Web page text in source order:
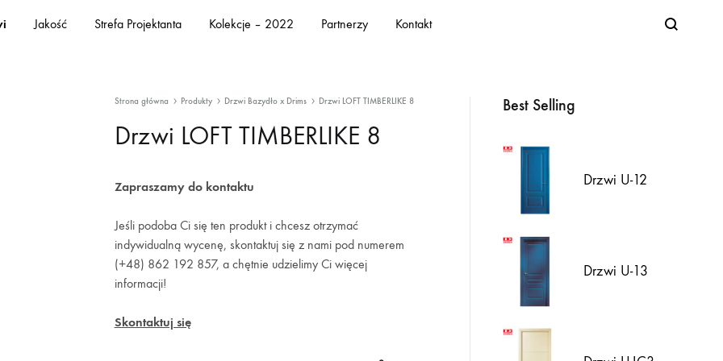
Jakość Strefa Projektanta Kolekcje – 2022 Partnerzy Kontakt Search
Strona główna Produkty Drzwi Bazydło x Drims Drzwi LOFT TIMBERLIKE 8
Drzwi LOFT TIMBERLIKE 8
Zapraszamy do kontaktu
Jeśli podoba Ci się ten produkt i chcesz otrzymać
indywidualną wycenę, skontaktuj się z nami pod numerem
(+48) 862 192 857, a chętnie udzielimy Ci więcej
informacji!
Skontaktuj się
Best Selling
Drzwi U-12
Drzwi U-13